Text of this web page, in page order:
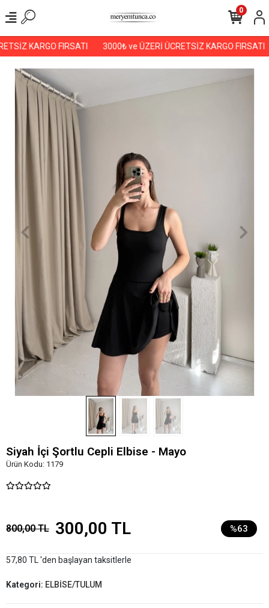
KARGO FIRSATI 3000₺ ve ÜZERİ ÜCRETSİZ KARGO FIRSATI
0
Siyah İçi Şortlu Cepli Elbise - Mayo
Ürün Kodu: 1179
800,00 TL 300,00 TL %63
57,80 TL 'den başlayan taksitlerle
Kategori: ELBİSE/TULUM